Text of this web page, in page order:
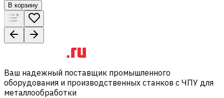
В корзину
Ваш надежный поставщик промышленного
оборудования и производственных станков с ЧПУ для
металлообработки